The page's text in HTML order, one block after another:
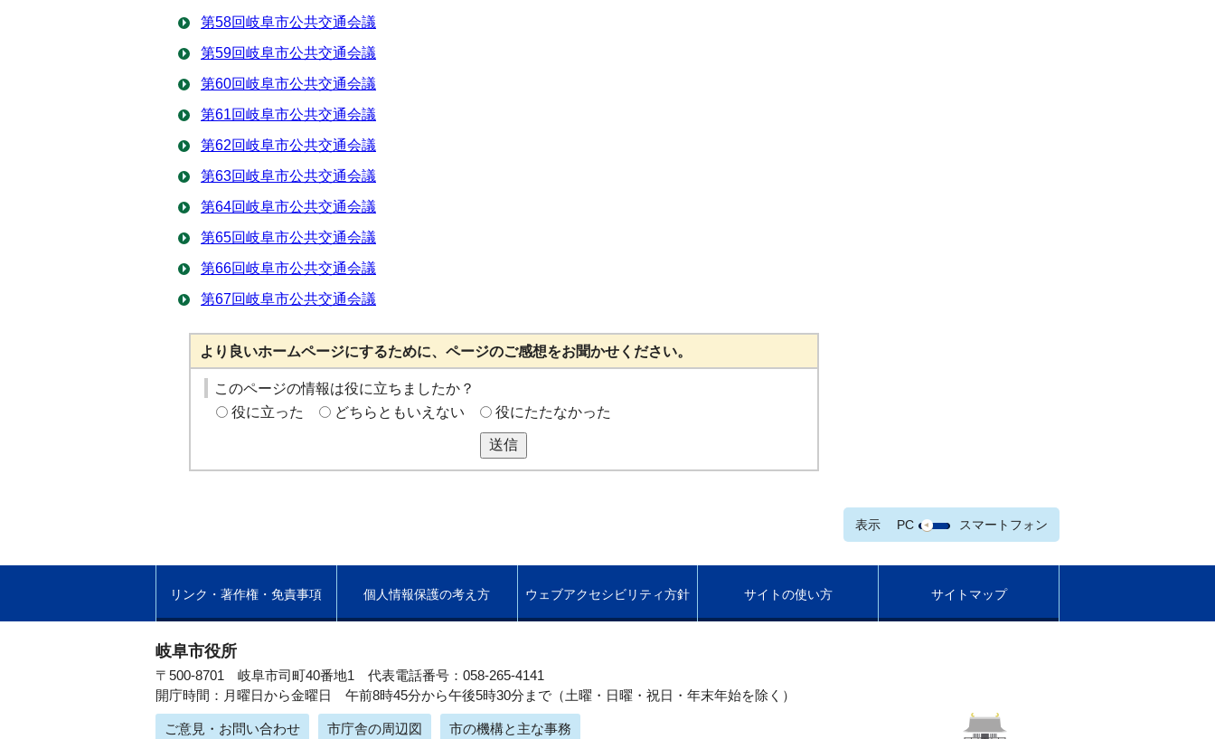
第58回岐阜市公共交通会議
第59回岐阜市公共交通会議
第60回岐阜市公共交通会議
第61回岐阜市公共交通会議
第62回岐阜市公共交通会議
第63回岐阜市公共交通会議
第64回岐阜市公共交通会議
第65回岐阜市公共交通会議
第66回岐阜市公共交通会議
第67回岐阜市公共交通会議
より良いホームページにするために、ページのご感想をお聞かせください。
このページの情報は役に立ちましたか？
役に立った
どちらともいえない 役にたたなかった
送信
表示 PC スマートフォン
リンク・著作権・免責事項 個人情報保護の考え方 ウェブアクセシビリティ方針 サイトの使い方 サイトマップ
岐阜市役所
〒500-8701 岐阜市司町40番地1 代表電話番号：058-265-4141
開庁時間：月曜日から金曜日 午前8時45分から午後5時30分まで（土曜・日曜・祝日・年末年始を除く）
ご意見・お問い合わせ 市庁舎の周辺図 市の機構と主な事務